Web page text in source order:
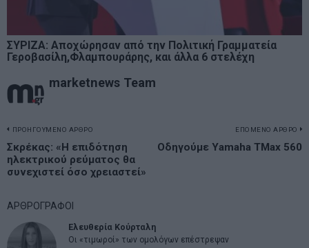
ΣΥΡΙΖΑ: Αποχώρησαν από την Πολιτική Γραμματεία
Γεροβασίλη,Φλαμπουράρης, και άλλα 6 στελέχη
marketnews Team
Πλοήγηση
άρθρων
ΠΡΟΗΓΟΥΜΕΝΟ ΑΡΘΡΟ
Previous
post:
Σκρέκας: «Η επιδότηση
ηλεκτρικού ρεύματος θα
συνεχιστεί όσο χρειαστεί»
ΕΠΟΜΕΝΟ ΑΡΘΡΟ
Οδηγούμε Yamaha TMax 560
ΑΡΘΡΟΓΡΑΦΟΙ
Ελευθερία Κούρταλη
Οι «τιμωροί» των ομολόγων επέστρεψαν